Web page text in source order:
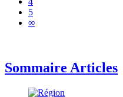
5
∞
Sommaire Articles